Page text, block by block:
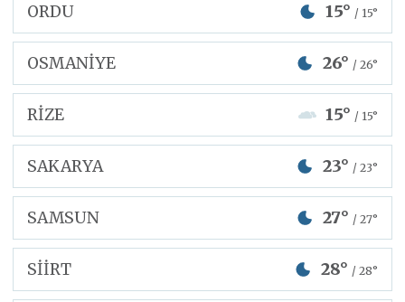
ORDU 15° / 15°
OSMANİYE 26° / 26°
RİZE 15° / 15°
SAKARYA 23° / 23°
SAMSUN 27° / 27°
SİİRT 28° / 28°